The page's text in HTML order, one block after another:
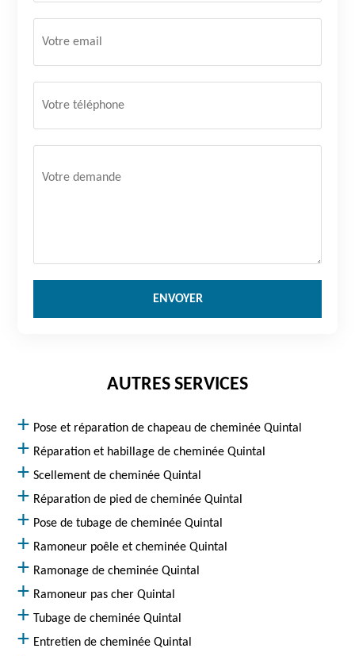
AUTRES SERVICES
Pose et réparation de chapeau de cheminée Quintal
Réparation et habillage de cheminée Quintal
Scellement de cheminée Quintal
Réparation de pied de cheminée Quintal
Pose de tubage de cheminée Quintal
Ramoneur poêle et cheminée Quintal
Ramonage de cheminée Quintal
Ramoneur pas cher Quintal
Tubage de cheminée Quintal
Entretien de cheminée Quintal